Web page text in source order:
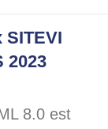
SITEVI
2023
8.0 est